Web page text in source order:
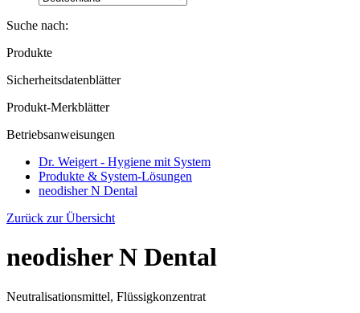
Suche nach:
Produkte
Sicherheitsdatenblätter
Produkt-Merkblätter
Betriebsanweisungen
Dr. Weigert - Hygiene mit System
Produkte & System-Lösungen
neodisher N Dental
Zurück zur Übersicht
neodisher N Dental
Neutralisationsmittel, Flüssigkonzentrat